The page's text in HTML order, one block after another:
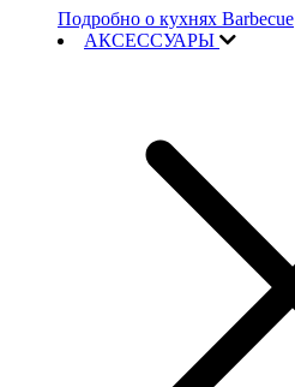
Подробно о кухнях Barbecue
АКСЕССУАРЫ